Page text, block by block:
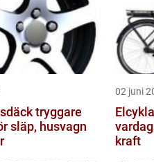
tryggare
släp, husvagn
02 juni
Elcyklar
kraft